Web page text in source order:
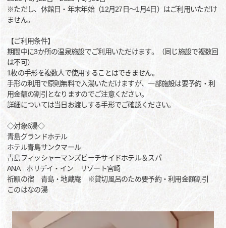
※ただし、休館日・年末年始（12月27日～1月4日）はご利用いただけ
ません。
【ご利用条件】
期間中に3か所の温泉施設でご利用いただけます。（同じ施設で複数回
は不可）
1枚の手形を複数人で使用することはできません。
手形の利用で原則無料で入湯いただけますが、一部施設は要予約・利
用金額の割引となりますのでご注意ください。
詳細については当日お渡しする手形でご確認ください。
◇対象6湯◇
青島グランドホテル
ホテル青島サンクマール
青島フィッシャーマンズビーチサイドホテル＆スパ
ANA ホリデイ・イン リゾート宮崎
祈願の宿 青島・地蔵庵 ※貸切風呂のため要予約・利用金額割引
このはなの湯